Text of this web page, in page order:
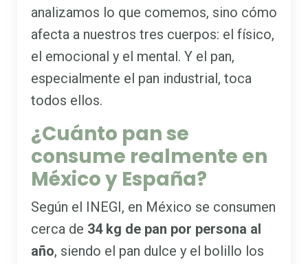
analizamos lo que comemos, sino cómo
afecta a nuestros tres cuerpos: el físico,
el emocional y el mental. Y el pan,
especialmente el pan industrial, toca
todos ellos.
¿Cuánto pan se
consume realmente en
México y España?
Según el INEGI, en México se consumen
cerca de 34 kg de pan por persona al
año, siendo el pan dulce y el bolillo los